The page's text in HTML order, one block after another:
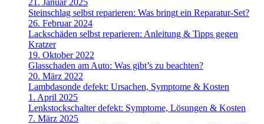
21. Januar 2025
Steinschlag selbst reparieren: Was bringt ein Reparatur-Set?
26. Februar 2024
Lackschäden selbst reparieren: Anleitung & Tipps gegen
Kratzer
19. Oktober 2022
Glasschaden am Auto: Was gibt’s zu beachten?
20. März 2022
Lambdasonde defekt: Ursachen, Symptome & Kosten
1. April 2025
Lenkstockschalter defekt: Symptome, Lösungen & Kosten
7. März 2025